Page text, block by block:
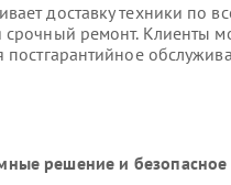
доставку техники по
ремонт. Клиенты
постгарантийное
решение и